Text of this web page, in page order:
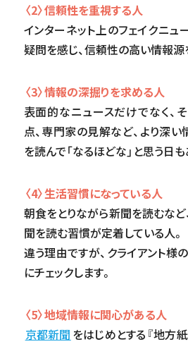
〈2〉信頼性を重視する人
インターネット上のフェイクニ
疑問を感じ、信頼性の高い情報源
〈3〉情報の深掘りを求める人
表面的なニュースだけでなく、
点、専門家の見解など、より深
を読んで「なるほどな」と思う日も
〈4〉生活習慣になっている人
朝食をとりながら新聞を読むな
聞を読む習慣が定着している人。
違う理由ですが、クライアント
にチェックします。
〈5〉地域情報に関心がある人
京都新聞 をはじめとする『地方